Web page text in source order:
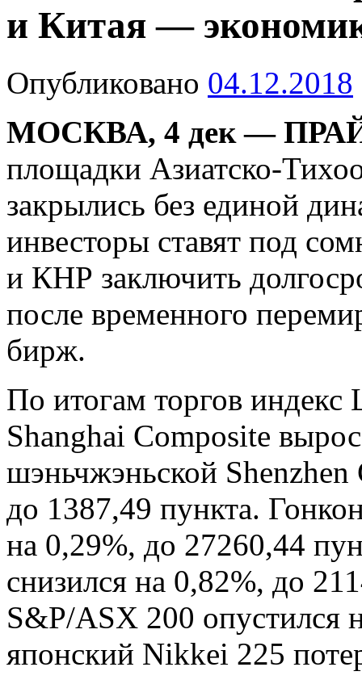
и Китая —
Опубликовано 04.12.2018
МОСКВА, 4 дек —
площадки Азиатско-
закрылись без единой
инвесторы ставят под
и КНР заключить
после временного
бирж.
По итогам торгов
Shanghai Composite
шэньчжэньской
до 1387,49 пункта.
на 0,29%, до 27260,44
снизился на 0,82%, до
S&P/ASX 200 опустился
японский Nikkei 225